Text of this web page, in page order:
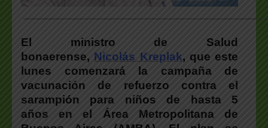
El ministro de Salud
bonaerense, Nicolás Kreplak, que este
lunes comenzará la campaña de
vacunación de refuerzo contra el
sarampión para niños de hasta 5
años en el Área Metropolitana de